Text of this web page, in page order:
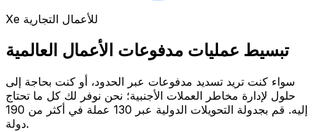
Xe للأعمال التجارية
تبسيط عمليات مدفوعات الأعمال العالمية
سواء كنت تريد تسديد مدفوعات عبر الحدود، أو كنت بحاجة إلى
حلول لإدارة مخاطر العملات الأجنبية؛ نحن نوفر لك كل ما تحتاج
إليه. قم بجدولة التحويلات الدولية عبر 130 عملة في أكثر من 190
دولة.